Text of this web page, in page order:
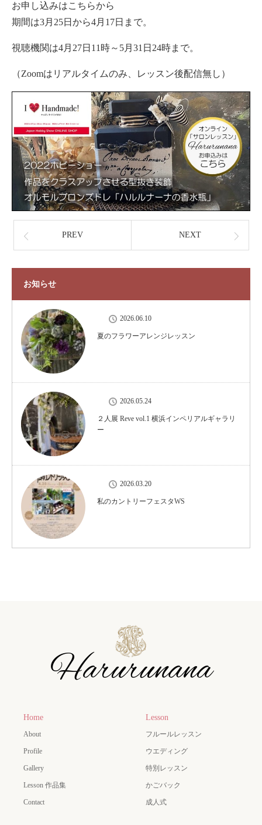
お申し込みはこちらから
期間は3月25日から4月17日まで。
視聴機関は4月27日11時～5月31日24時まで。
（Zoomはリアルタイムのみ、レッスン後配信無し）
PREV NEXT
お知らせ
2026.06.10
夏のフラワーアレンジレッスン
2026.05.24
２人展 Reve vol.1 横浜インペリアルギャラリ
ー
2026.03.20
私のカントリーフェスタWS
Home
About
Profile
Gallery
Lesson 作品集
Contact
Lesson
フルールレッスン
ウエディング
特別レッスン
かごバック
成人式